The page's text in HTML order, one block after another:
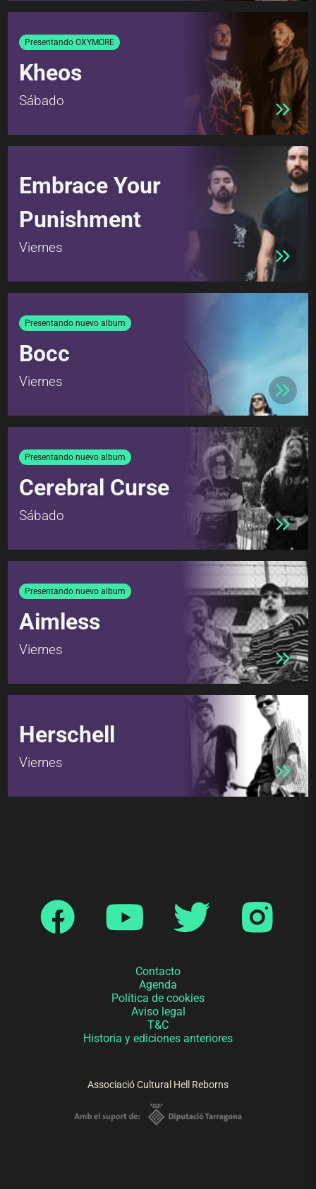
Presentando OXYMORE
Kheos
Sábado
Embrace Your
Punishment
Viernes
Presentando nuevo album
Bocc
Viernes
Presentando nuevo album
Cerebral Curse
Sábado
Presentando nuevo album
Aimless
Viernes
Herschell
Viernes
Contacto
Agenda
Política de cookies
Aviso legal
T&C
Historia y ediciones anteriores
Associació Cultural Hell Reborns